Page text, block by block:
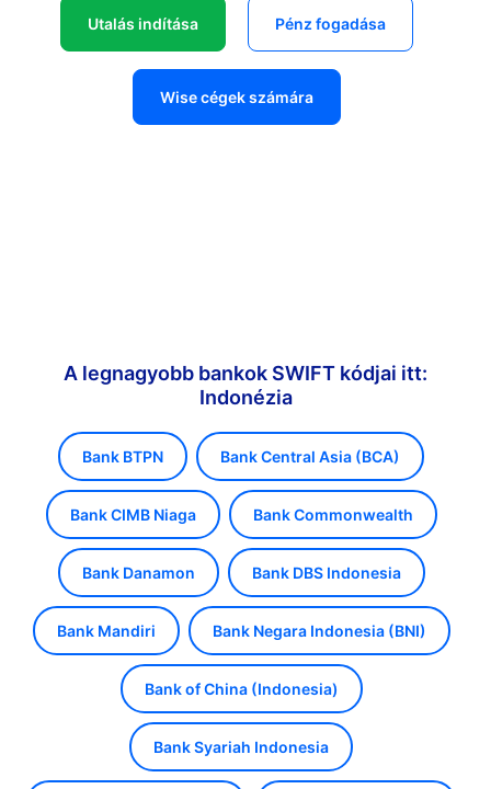
Utalás indítása Pénz fogadása
Wise cégek számára
A legnagyobb bankok SWIFT kódjai itt:
Indonézia
Bank BTPN Bank Central Asia (BCA)
Bank CIMB Niaga Bank Commonwealth
Bank Danamon Bank DBS Indonesia
Bank Mandiri Bank Negara Indonesia (BNI)
Bank of China (Indonesia)
Bank Syariah Indonesia